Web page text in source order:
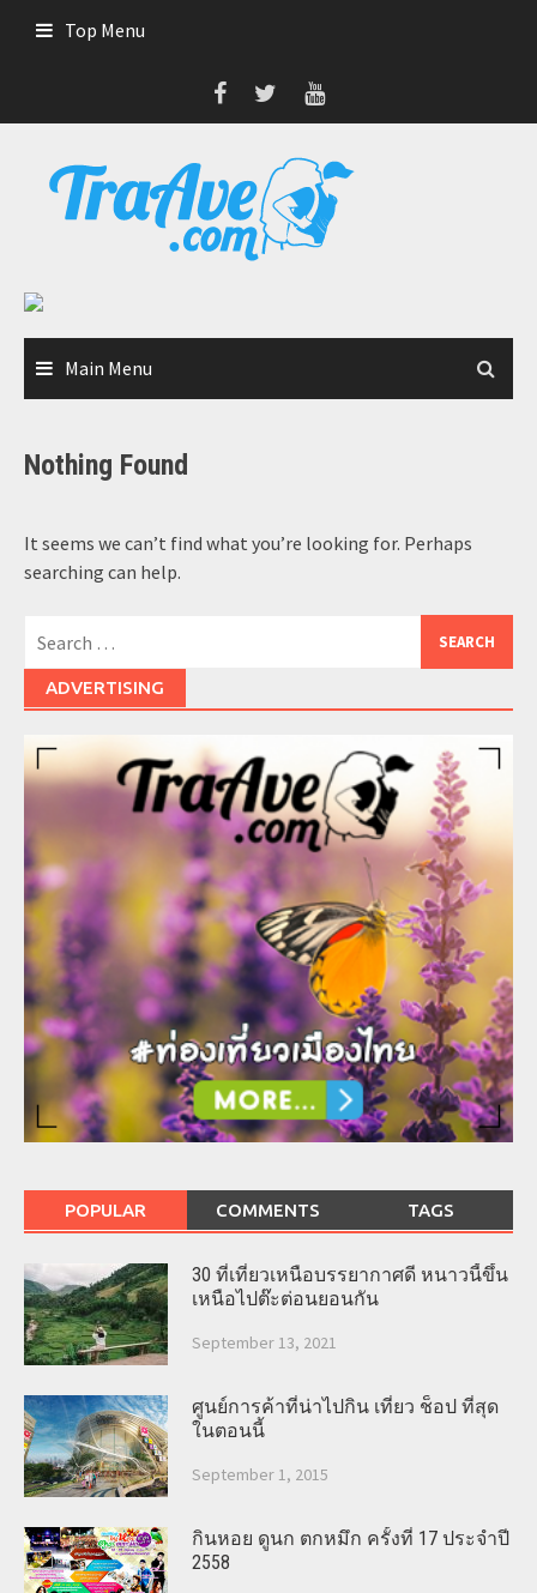
Top Menu
Main Menu
Nothing Found
It seems we can’t find what you’re looking for. Perhaps
searching can help.
ADVERTISING
POPULAR COMMENTS TAGS
30 ที่เที่ยวเหนือบรรยากาศดี หนาวนี้ขึ้น
เหนือไปต๊ะต่อนยอนกัน
September 13, 2021
ศูนย์การค้าที่น่าไปกิน เที่ยว ช็อป ที่สุด
ในตอนนี้
September 1, 2015
กินหอย ดูนก ตกหมึก ครั้งที่ 17 ประจำปี
2558